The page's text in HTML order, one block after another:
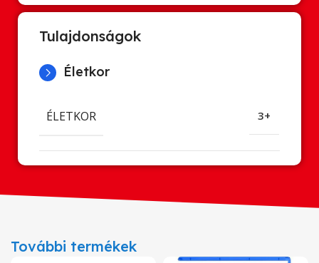
Tulajdonságok
Életkor
ÉLETKOR 3+
További termékek